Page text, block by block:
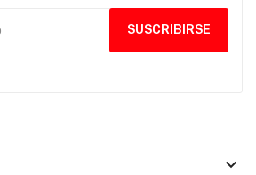
keyboard_arrow_down